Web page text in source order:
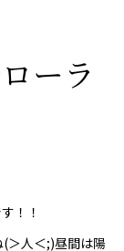
ーラ
！！
＞人＜;)昼間は陽